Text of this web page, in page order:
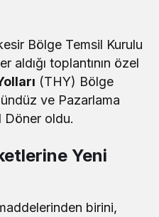
Bölge Temsil Kurulu
aldığı toplantının özel
(THY) Bölge
ve Pazarlama
Döner oldu.
Yeni
birini,